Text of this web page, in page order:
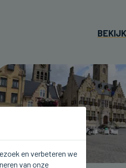
en verbeteren we
van onze